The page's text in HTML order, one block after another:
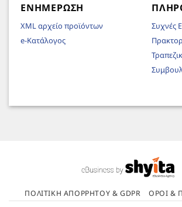
ΕΝΗΜΈΡΩΣΗ
XML αρχείο προϊόντων
e-Κατάλογος
Συχνές
ΠΟΛΙΤΙΚΉ ΑΠΟΡΡΉΤΟΥ & GDPR ΌΡΟΙ &